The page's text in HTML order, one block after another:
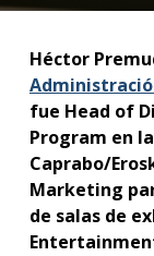
Héctor
fue Head of
Program en
Caprabo/
Marketing
de salas de